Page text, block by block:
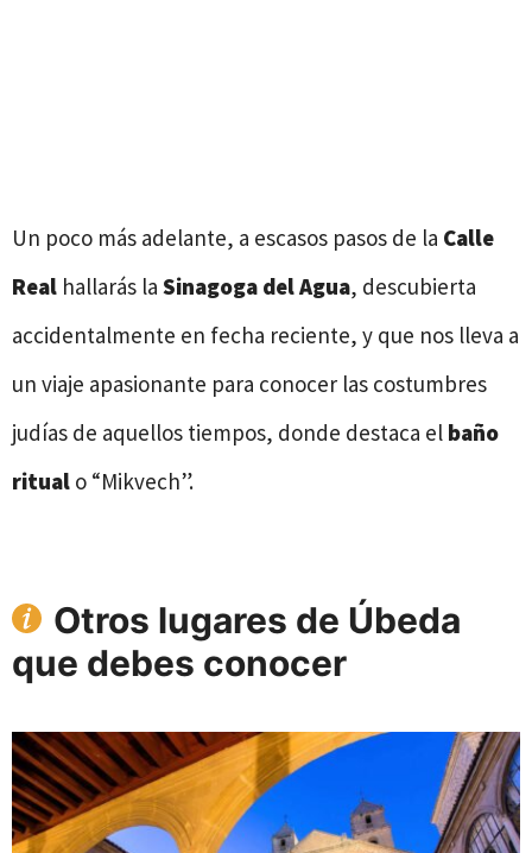
Un poco más adelante, a escasos pasos de la Calle
Real hallarás la Sinagoga del Agua, descubierta
accidentalmente en fecha reciente, y que nos lleva a
un viaje apasionante para conocer las costumbres
judías de aquellos tiempos, donde destaca el baño
ritual o “Mikvech”.
Otros lugares de Úbeda
que debes conocer